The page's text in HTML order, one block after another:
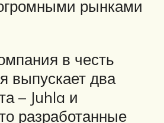
рынками
в честь
выпускает два
– Juhla и
разработанные